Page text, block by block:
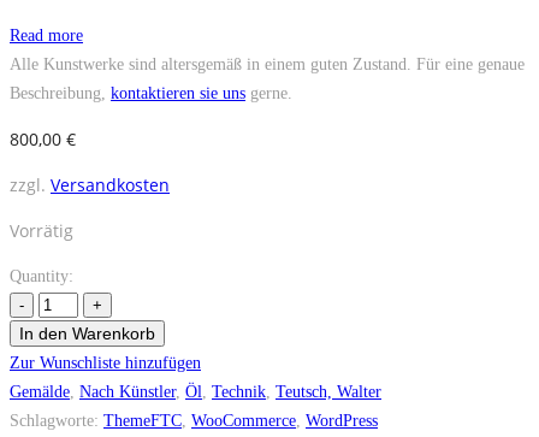
Read more
Alle Kunstwerke sind altersgemäß in einem guten Zustand. Für eine genaue
Beschreibung, kontaktieren sie uns gerne.
800,00 €
zzgl. Versandkosten
Vorrätig
Quantity:
In den Warenkorb
Zur Wunschliste hinzufügen
Gemälde Nach Künstler, Öl Technik Teutsch, Walter
Schlagworte: ThemeFTC WooCommerce WordPress